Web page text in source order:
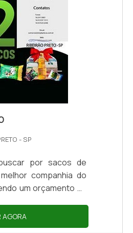
- SP
por sacos de
companhia do
um orçamento na
qualidade e custo-
SOBRE OS
AGORA